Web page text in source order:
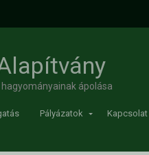
ápolása
Pályázatok Kapcsolat